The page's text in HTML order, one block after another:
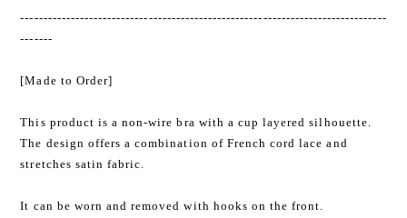
--------------------------------------------------------------------------------
-------
[Made to Order]
This product is a non-wire bra with a cup layered silhouette.
The design offers a combination of French cord lace and
stretches satin fabric.
It can be worn and removed with hooks on the front.